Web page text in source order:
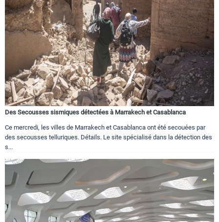
Des Secousses sismiques détectées à Marrakech et Casablanca
Ce mercredi, les villes de Marrakech et Casablanca ont été secouées par
des secousses telluriques. Détails. Le site spécialisé dans la détection des
s...